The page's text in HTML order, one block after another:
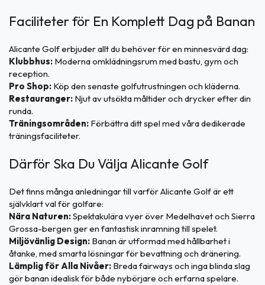
Faciliteter för En Komplett Dag på Banan
Alicante Golf erbjuder allt du behöver för en minnesvärd dag:
Klubbhus: Moderna omklädningsrum med bastu, gym och
reception.
Pro Shop: Köp den senaste golfutrustningen och kläderna.
Restauranger: Njut av utsökta måltider och drycker efter din
runda.
Träningsområden: Förbättra ditt spel med våra dedikerade
träningsfaciliteter.
Därför Ska Du Välja Alicante Golf
Det finns många anledningar till varför Alicante Golf är ett
självklart val för golfare:
Nära Naturen:Spektakulära vyer över Medelhavet och Sierra
Grossa-bergen ger en fantastisk inramning till spelet.
Miljövänlig Design: Banan är utformad med hållbarhet i
åtanke, med smarta lösningar för bevattning och dränering.
Lämplig för Alla Nivåer: Breda fairways och inga blinda slag
gör banan idealisk för både nybörjare och erfarna spelare.